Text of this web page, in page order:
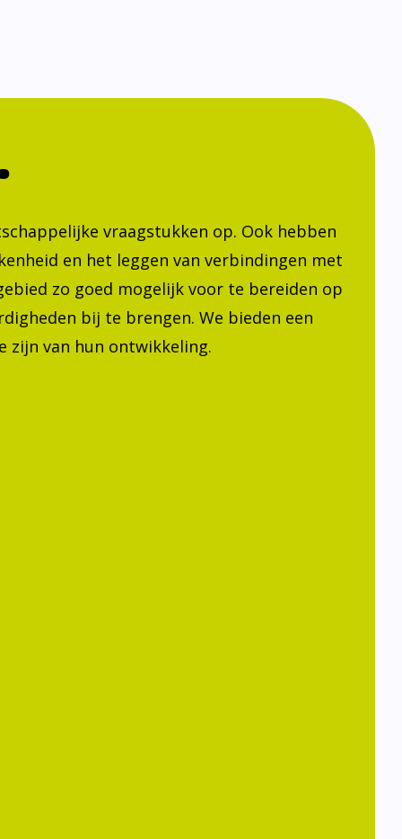
vraagstukken op. Ook hebben
en het leggen van verbindingen met
zo goed mogelijk voor te bereiden op
bij te brengen. We bieden een
zijn van hun ontwikkeling.